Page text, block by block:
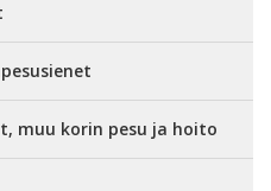
muu korin pesu ja hoito